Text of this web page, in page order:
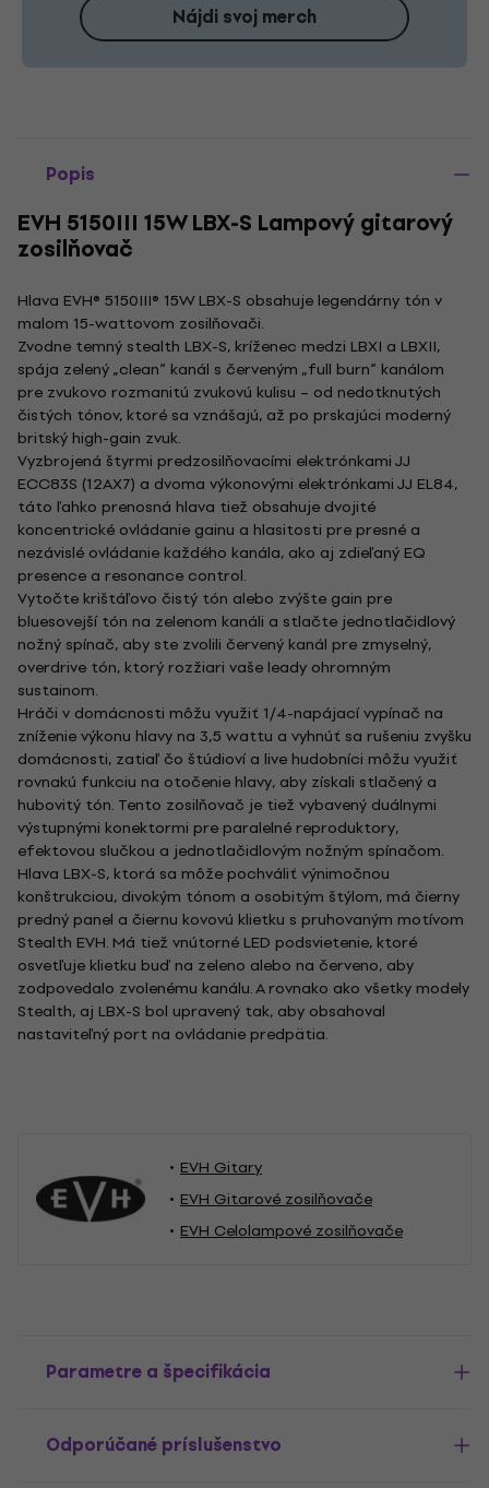
Nájdi svoj merch
Popis
EVH 5150III 15W LBX-S Lampový gitarový
zosilňovač
Hlava EVH® 5150III® 15W LBX-S obsahuje legendárny tón v
malom 15-wattovom zosilňovači.
Zvodne temný stealth LBX-S, kríženec medzi LBXI a LBXII,
spája zelený „clean“ kanál s červeným „full burn“ kanálom
pre zvukovo rozmanitú zvukovú kulisu – od nedotknutých
čistých tónov, ktoré sa vznášajú, až po prskajúci moderný
britský high-gain zvuk.
Vyzbrojená štyrmi predzosilňovacími elektrónkami JJ
ECC83S (12AX7) a dvoma výkonovými elektrónkami JJ EL84,
táto ľahko prenosná hlava tiež obsahuje dvojité
koncentrické ovládanie gainu a hlasitosti pre presné a
nezávislé ovládanie každého kanála, ako aj zdieľaný EQ
presence a resonance control.
Vytočte krištáľovo čistý tón alebo zvýšte gain pre
bluesovejší tón na zelenom kanáli a stlačte jednotlačidlový
nožný spínač, aby ste zvolili červený kanál pre zmyselný,
overdrive tón, ktorý rozžiari vaše leady ohromným
sustainom.
Hráči v domácnosti môžu využiť 1/4-napájací vypínač na
zníženie výkonu hlavy na 3,5 wattu a vyhnúť sa rušeniu zvyšku
domácnosti, zatiaľ čo štúdioví a live hudobníci môžu využiť
rovnakú funkciu na otočenie hlavy, aby získali stlačený a
hubovitý tón. Tento zosilňovač je tiež vybavený duálnymi
výstupnými konektormi pre paralelné reproduktory,
efektovou slučkou a jednotlačidlovým nožným spínačom.
Hlava LBX-S, ktorá sa môže pochváliť výnimočnou
konštrukciou, divokým tónom a osobitým štýlom, má čierny
predný panel a čiernu kovovú klietku s pruhovaným motívom
Stealth EVH. Má tiež vnútorné LED podsvietenie, ktoré
osvetľuje klietku buď na zeleno alebo na červeno, aby
zodpovedalo zvolenému kanálu. A rovnako ako všetky modely
Stealth, aj LBX-S bol upravený tak, aby obsahoval
nastaviteľný port na ovládanie predpätia.
EVH Gitary
EVH Gitarové zosilňovače
EVH Celolampové zosilňovače
Parametre a špecifikácia
Odporúčané príslušenstvo